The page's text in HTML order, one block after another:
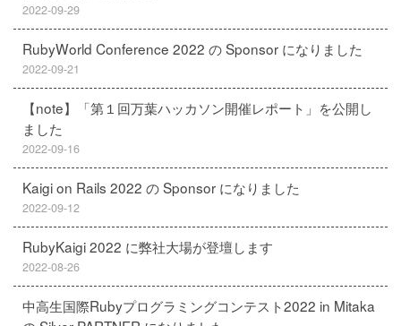
2022-09-29
RubyWorld Conference 2022 の Sponsor になりました
2022-09-21
【note】「第１回万葉ハッカソン開催レポート」を公開し
ました
2022-09-16
Kaigi on Rails 2022 の Sponsor になりました
2022-09-12
RubyKaigi 2022 に弊社大場が登壇します
2022-08-26
中高生国際Rubyプログラミングコンテスト2022 in Mitaka